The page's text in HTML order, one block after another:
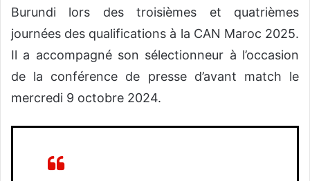
Burundi lors des troisièmes et quatrièmes
journées des qualifications à la CAN Maroc 2025.
Il a accompagné son sélectionneur à l’occasion
de la conférence de presse d’avant match le
mercredi 9 octobre 2024.